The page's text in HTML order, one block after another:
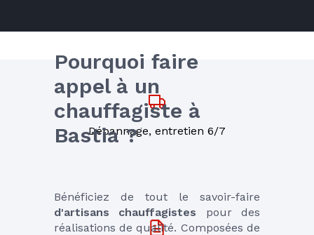
Pourquoi faire
appel à un
chauffagiste à
Bastia ?
d'artisans chauffagistes pour des
réalisations de qualité. Composées de
Dépannage, entretien 6/7